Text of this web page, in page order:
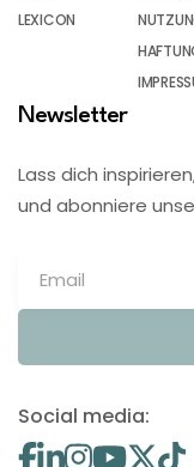
LEXICON
Newsletter
Lass dich
und abonniere
Social media: